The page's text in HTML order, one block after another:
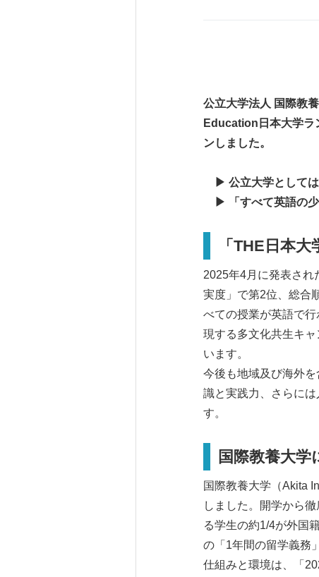
公立大学法人 国際教
Education 日本大学ラ
ンしました。
▶ 公立大学としては
▶
「すべて英語の
「THE日本
2025年4月に発表され
実度」で第2位、総合
べての授業が英語で
現する多文化共生キ
います。
今後も地域及び海外
識と実践力、さらに
す。
国際教養大学
国際教養大学（Akita
しました。開学から
る学生の約1/4が外国
の「1年間の留学義務
仕組みと環境は、「